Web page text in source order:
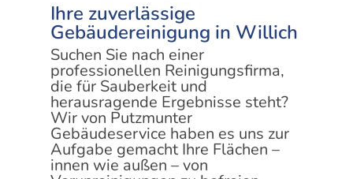
Ihre zuverlässige
Gebäudereinigung in Willich
Suchen Sie nach einer
professionellen Reinigungsfirma,
die für Sauberkeit und
herausragende Ergebnisse steht?
Wir von Putzmunter
Gebäudeservice haben es uns zur
Aufgabe gemacht Ihre Flächen –
innen wie außen – von